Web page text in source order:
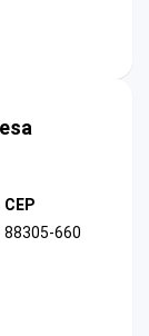
CEP
88305-660